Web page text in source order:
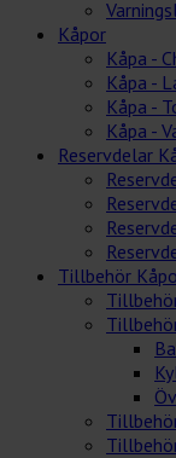
Kåpor
Kåpa -
Kåpa -
Kåpa -
Kåpa -
Reservdelar
Tillbehör